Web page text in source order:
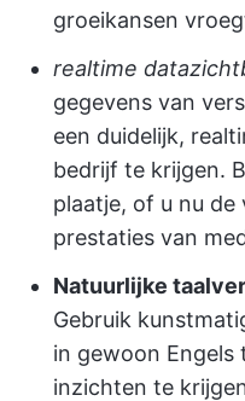
groeikansen
realtime
gegevens van
een duidelijk,
bedrijf te krijgen.
plaatje, of u nu
prestaties van
Natuurlijke
Gebruik
in gewoon Engels
inzichten te